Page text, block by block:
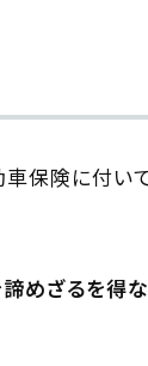
保険に付い
めざるを得